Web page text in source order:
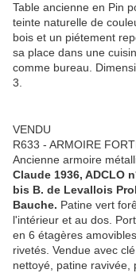
Table ancienne en Pin
teinte naturelle de
bois et un piétement
sa place dans une
comme bureau.
3.
VENDU
R633 - ARMOIRE
Ancienne armoire
Claude 1936, ADCLO
bis B. de Levallois
Bauche. Patine vert
l'intérieur et au dos.
en 6 étagères
rivetés. Vendue avec
nettoyé, patine ravivée,